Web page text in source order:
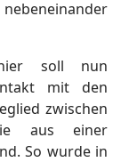
soll nun
mit den
zwischen
aus einer
So wurde in